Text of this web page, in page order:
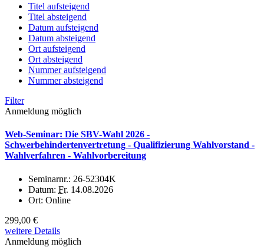
Titel aufsteigend
Titel absteigend
Datum aufsteigend
Datum absteigend
Ort aufsteigend
Ort absteigend
Nummer aufsteigend
Nummer absteigend
Filter
Anmeldung möglich
Web-Seminar: Die SBV-Wahl 2026 -
Schwerbehindertenvertretung - Qualifizierung Wahlvorstand -
Wahlverfahren - Wahlvorbereitung
Seminarnr.: 26-52304K
Datum: Fr. 14.08.2026
Ort: Online
299,00 €
weitere Details
Anmeldung möglich